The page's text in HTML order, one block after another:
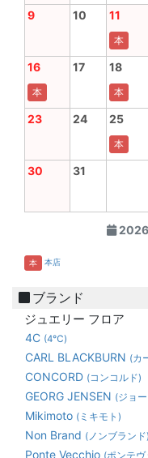
2026
9 10 11
本
16
本
17 18
本
23 24 25
本
30 31
本 本店
ブランド
ジュエリー フロア
4C (4℃)
CARL BLACKBURN (カール ブ
CONCORD (コンコルド)
GEORG JENSEN (ジョージ ジ
Mikimoto (ミキモト)
Non Brand (ノンブランド)
Ponte Vecchio